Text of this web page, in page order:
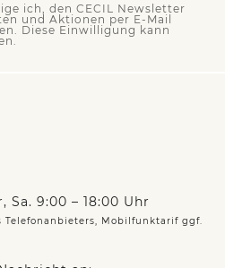
ich, den CECIL Newsletter
und Aktionen per E-Mail
Diese Einwilligung kann
Sa. 9:00 – 18:00 Uhr
Telefonanbieters, Mobilfunktarif ggf.